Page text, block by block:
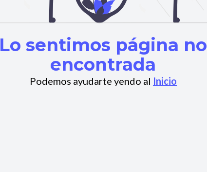
Lo sentimos página no
encontrada
Podemos ayudarte yendo al Inicio